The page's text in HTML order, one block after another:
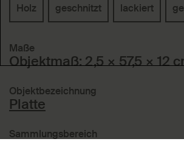
Holz geschnitzt lackiert
Maße
Objektmaß: 2,5 × 57,5 × 12
Objektbezeichnung
Platte
Sammlungsbereich